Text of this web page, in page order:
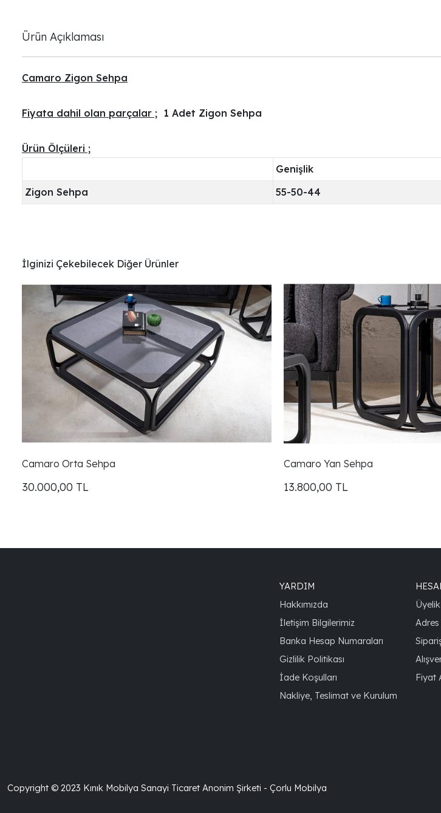
Ürün Açıklaması
Camaro Zigon Sehpa
Fiyata dahil olan parçalar ; 1 Adet Zigon Sehpa
Ürün Ölçüleri ;
Genişlik
Zigon Sehpa
55-50-44
İlginizi Çekebilecek Diğer Ürünler
Camaro Orta Sehpa
30.000,00 TL
Camaro Yan Sehpa
13.800,00 TL
YARDIM
Hakkımızda
İletişim Bilgilerimiz
Banka Hesap Numaraları
Gizlilik Politikası
İade Koşulları
Nakliye, Teslimat ve Kurulum
Fiyat
Copyright © 2023 Kınık Mobilya Sanayi Ticaret Anonim Şirketi - Çorlu Mobilya